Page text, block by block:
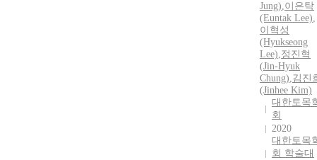
Jung),이은탁
(Euntak Lee),
이혁성
(Hyukseong
Lee),정진혁
(Jin-Hyuk
Chung),김진
(Jinhee Kim)
대한토목
회
2020
대한토목
회 학술대